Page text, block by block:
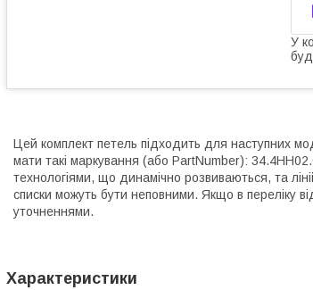
У
Цей комплект петель підходить для наступних
мати такі маркування (або PartNumber):
технологіями, що динамічно розвиваються, та
списки можуть бути неповними. Якщо в переліку
уточненнями.
Характеристики